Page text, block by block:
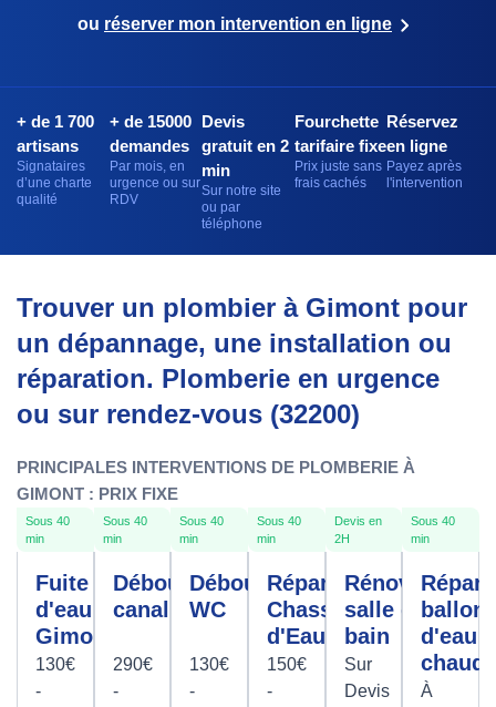
ou réserver mon intervention en ligne
+ de 1 700
artisans
Signataires
d’une charte
qualité
+ de 15000
demandes
Par mois, en
urgence ou sur
RDV
Devis
gratuit en 2
min
Sur notre site
ou par
téléphone
Fourchette
tarifaire fixe
Prix juste sans
frais cachés
Réservez
en ligne
Payez après
l'intervention
Trouver un plombier à Gimont pour
un dépannage, une installation ou
réparation. Plomberie en urgence
ou sur rendez-vous (32200)
PRINCIPALES INTERVENTIONS DE PLOMBERIE À
GIMONT : PRIX FIXE
Sous 40
min
Fuite
d'eau
Gimont
130€
-
Sous 40
min
Débouchage
canalisation
290€
-
Sous 40
min
Débouchage
WC
130€
-
Sous 40
min
Réparation
Chasse
d'Eau
150€
-
Devis en
2H
Rénovation
salle de
bain
Sur
Devis
Sous 40
min
ballon
d'eau
À